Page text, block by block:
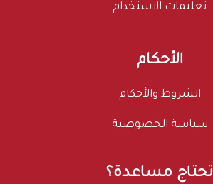
تعليمات الاستخدام
الأحكام
الشروط والأحكام
سياسة الخصوصية
تحتاج مساعدة؟